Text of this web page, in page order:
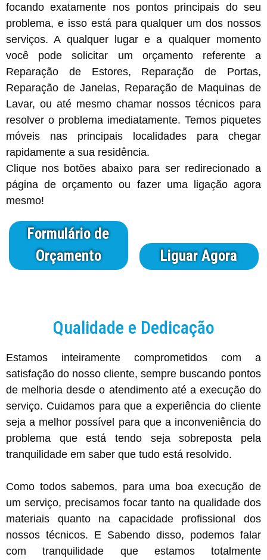
focando exatamente nos pontos principais do seu
problema, e isso está para qualquer um dos nossos
serviços. A qualquer lugar e a qualquer momento
você pode solicitar um orçamento referente a
Reparação de Estores, Reparação de Portas,
Reparação de Janelas, Reparação de Maquinas de
Lavar, ou até mesmo chamar nossos técnicos para
resolver o problema imediatamente. Temos piquetes
móveis nas principais localidades para chegar
rapidamente a sua residência.
Clique nos botões abaixo para ser redirecionado a
página de orçamento ou fazer uma ligação agora
mesmo!
Formulário de
Orçamento
Liguar Agora
Qualidade e Dedicação
Estamos inteiramente comprometidos com a
satisfação do nosso cliente, sempre buscando pontos
de melhoria desde o atendimento até a execução do
serviço. Cuidamos para que a experiência do cliente
seja a melhor possível para que a inconveniência do
problema que está tendo seja sobreposta pela
tranquilidade em saber que tudo está resolvido.
Como todos sabemos, para uma boa execução de
um serviço, precisamos focar tanto na qualidade dos
materiais quanto na capacidade profissional dos
nossos técnicos. E Sabendo disso, podemos falar
com tranquilidade que estamos totalmente